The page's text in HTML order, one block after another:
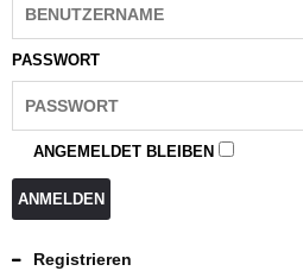
PASSWORT
ANGEMELDET BLEIBEN
ANMELDEN
Registrieren